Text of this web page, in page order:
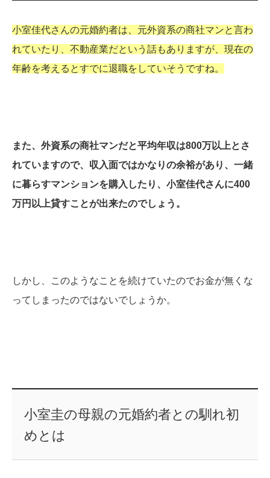
小室佳代さんの元婚約者は、元外資系の商社マンと言わ
れていたり、不動産業だという話もありますが、現在の
年齢を考えるとすでに退職をしていそうですね。
また、外資系の商社マンだと平均年収は800万以上とさ
れていますので、収入面ではかなりの余裕があり、一緒
に暮らすマンションを購入したり、小室佳代さんに400
万円以上貸すことが出来たのでしょう。
しかし、このようなことを続けていたのでお金が無くな
ってしまったのではないでしょうか。
小室圭の母親の元婚約者との馴れ初
めとは